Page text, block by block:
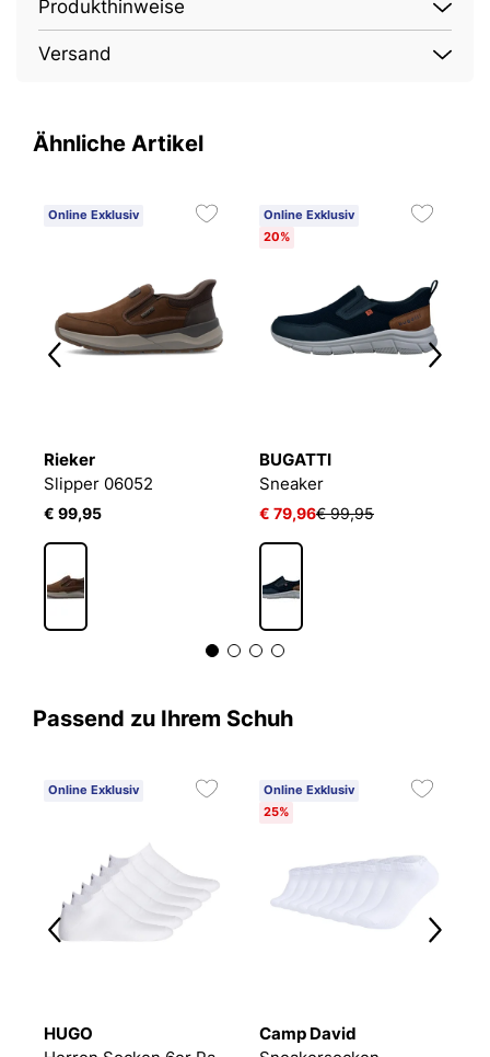
Produkthinweise
Versand
Ähnliche Artikel
Online Exklusiv
Rieker
Slipper 06052
€ 99,95
Online Exklusiv
20%
BUGATTI
Sneaker
€ 79,96€ 99,95
Passend zu Ihrem Schuh
Online Exklusiv
HUGO
Online Exklusiv
25%
Camp David